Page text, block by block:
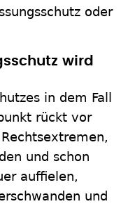
oder
wird
in dem Fall
rückt vor
und schon
auffielen,
und